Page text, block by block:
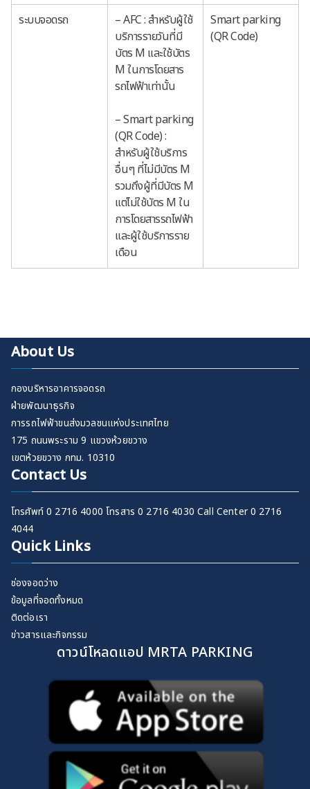
ระบบจอดรถ
– AFC : สำหรับผู้ใช้
บริการรายวันที่มี
บัตร M และใช้บัตร
M ในการโดยสาร
รถไฟฟ้าเท่านั้น
– Smart parking
(QR Code) :
สำหรับผู้ใช้บริการ
อื่นๆ ที่ไม่มีบัตร M
รวมถึงผู้ที่มีบัตร M
แต่ไม่ใช้บัตร M ใน
การโดยสารรถไฟฟ้า
และผู้ใช้บริการราย
เดือน
Smart parking
(QR Code)
About Us
กองบริหารอาคารจอดรถ
ฝ่ายพัฒนาธุรกิจ
การรถไฟฟ้าขนส่งมวลชนแห่งประเทศไทย
175 ถนนพระราม 9 แขวงห้วยขวาง
เขตห้วยขวาง กทม. 10310
Contact Us
โทรศัพท์ 0 2716 4000 โทรสาร 0 2716 4030 Call Center 0 2716
4044
Quick Links
ช่องจอดว่าง
ข้อมูลที่จอดทั้งหมด
ติดต่อเรา
ข่าวสารและกิจกรรม
ดาวน์โหลดแอป MRTA PARKING